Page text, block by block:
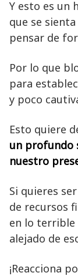
Y esto es un
que se
pensar de
Por lo que
para
y poco
Esto quiere
un profundo
nuestro
Si quieres
de recursos
en lo terrible
alejado de
¡Reacciona